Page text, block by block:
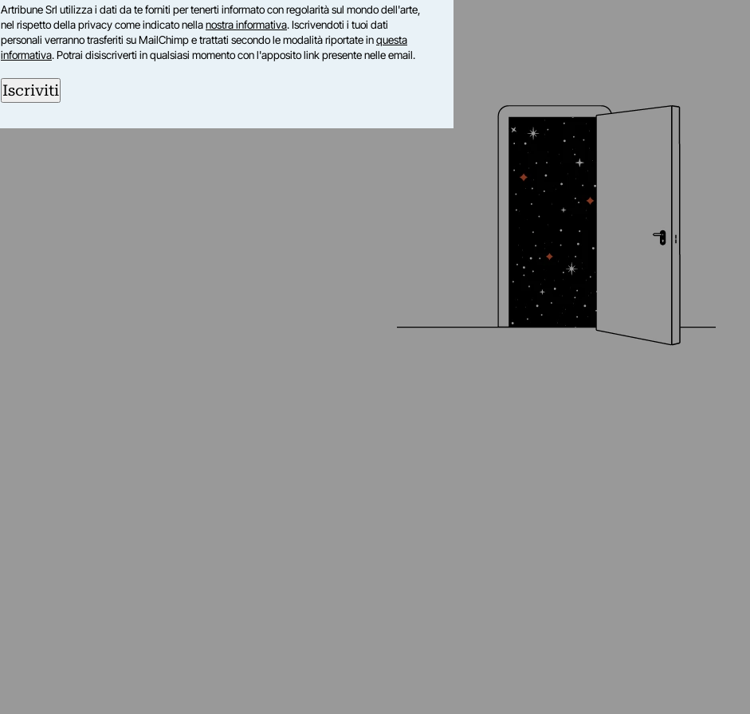
Artribune Srl utilizza i dati da te forniti per tenerti informato con regolarità sul mondo dell'arte,
nel rispetto della privacy come indicato nellanostra informativa. Iscrivendoti i tuoi dati
personali verranno trasferiti su MailChimp e trattati secondo le modalità riportate inquesta
informativa. Potrai disiscriverti in qualsiasi momento con l'apposito link presente nelle email.
Iscriviti